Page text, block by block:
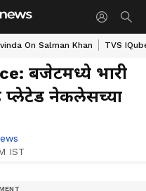
On Salman Khan TVS
बजेटमध्ये भारी
प्लेटेड नेकलेसच्या
IST